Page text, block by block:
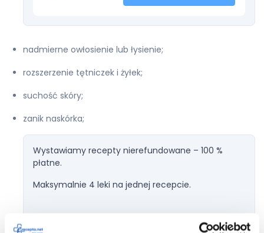
nadmierne owłosienie lub łysienie;
rozszerzenie tętniczek i żyłek;
suchość skóry;
zanik naskórka;
Wystawiamy recepty nierefundowane – 100 %
płatne.
Maksymalnie 4 leki na jednej recepcie.